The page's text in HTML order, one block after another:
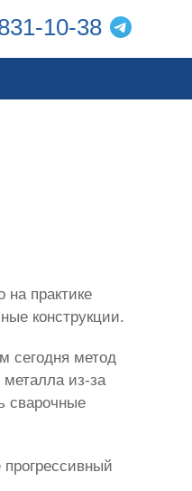
10-38
на практике
конструкции.
сегодня метод
металла из-за
сварочные